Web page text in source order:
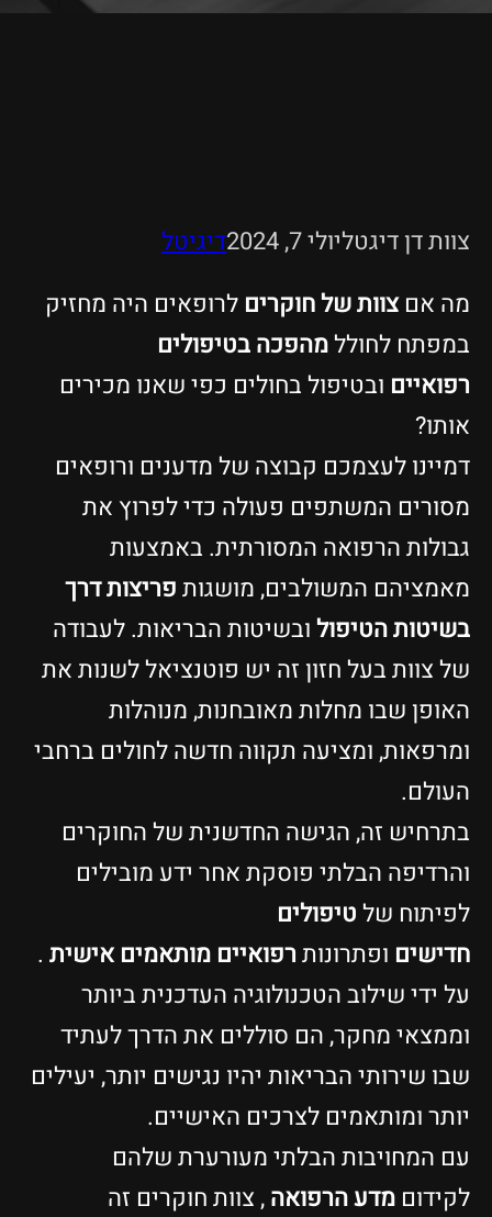
דן דיגטליולי 7, 2024
דיגיטל
אםצוות של חוקריםלרופאים היה מחזיק
לחוללמהפכה בטיפולים
ובטיפול בחולים כפי שאנו מכירים
לעצמכם קבוצה של מדענים ורופאים
המשתפים פעולה כדי לפרוץ את
הרפואה המסורתית. באמצעות
המשולבים, מושגותפריצות דרך
הטיפולובשיטות הבריאות. לעבודה
צוות בעל חזון זה יש פוטנציאל לשנות את
שבו מחלות מאובחנות, מנוהלות
ומציעה תקווה חדשה לחולים ברחבי
זה, הגישה החדשנית של החוקרים
הבלתי פוסקת אחר ידע מובילים
שלטיפולים
ופתרונותרפואיים מותאמים אישית.
ידי שילוב הטכנולוגיה העדכנית ביותר
מחקר, הם סוללים את הדרך לעתיד
שירותי הבריאות יהיו נגישים יותר, יעילים
ומותאמים לצרכים האישיים.
המחויבות הבלתי מעורערת שלהם
מדע הרפואה, צוות חוקרים זה